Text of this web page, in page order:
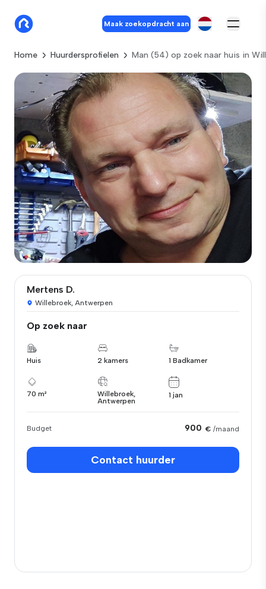
Maak zoekopdracht aan
Home Huurdersprofielen Man (54) op zoek naar huis in
Mertens D.
Willebroek, Antwerpen
Op zoek naar
Huis 2 kamers 1 Badkamer
70 m²
Willebroek,
Antwerpen
1 jan
Budget 900 € /maand
Contact huurder